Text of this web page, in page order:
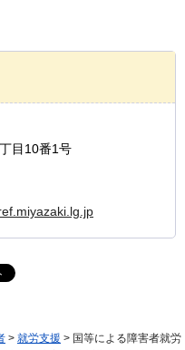
目10番1号
> 就労支援 > 国等による障害者就労